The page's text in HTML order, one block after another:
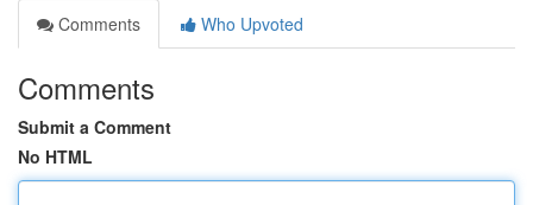
Comments
Who Upvoted
Comments
Submit a Comment
No HTML